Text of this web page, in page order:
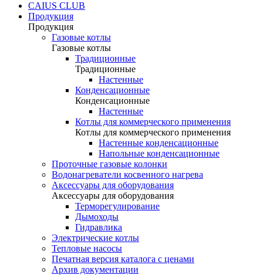
CAIUS CLUB
Продукция
Продукция
Газовые котлы
Газовые котлы
Традиционные
Традиционные
Настенные
Конденсационные
Конденсационные
Настенные
Котлы для коммерческого применения
Котлы для коммерческого применения
Настенные конденсационные
Напольные конденсационные
Проточные газовые колонки
Водонагреватели косвенного нагрева
Аксессуары для оборудования
Аксессуары для оборудования
Терморегулирование
Дымоходы
Гидравлика
Электрические котлы
Тепловые насосы
Печатная версия каталога с ценами
Архив документации